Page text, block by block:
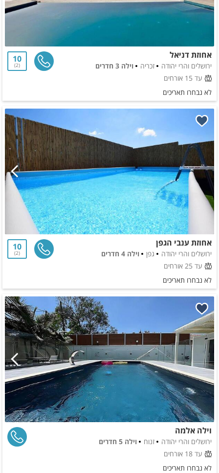
אחוזת דניאל
ירושלים והרי יהודה זכריה
וילה 3 חדרים
עד 15 אורחים
10
2
לא נבחרו תאריכים
אחוזת ענבי הגפן
ירושלים והרי יהודה גפן
וילה 4 חדרים
עד 25 אורחים
10
2
לא נבחרו תאריכים
וילה אלמה
ירושלים והרי יהודה זנוח
וילה 5 חדרים
עד 18 אורחים
לא נבחרו תאריכים